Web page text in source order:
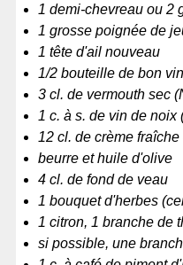
1 demi-chevreau ou 2
1 grosse poignée de
1 tête d'ail nouveau
1/2 bouteille de bon
3 cl. de vermouth sec
1 c. à s. de vin de noix
12 cl. de crème
beurre et huile d'olive
4 cl. de fond de veau
1 bouquet d'herbes
1 citron, 1 branche de
si possible, une